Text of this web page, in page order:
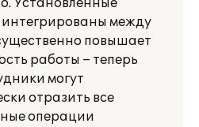
Установленные
между
повышает
работы – теперь
могут
отразить все
операции